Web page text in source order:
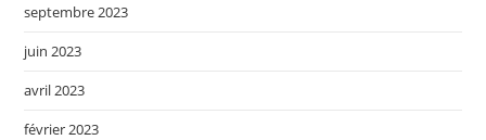
septembre 2023
juin 2023
avril 2023
février 2023